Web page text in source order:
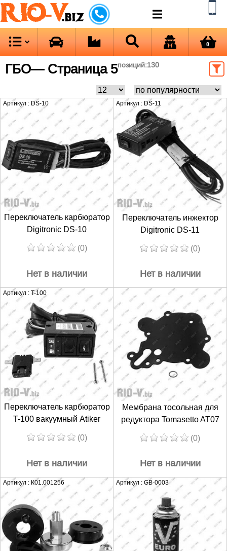
RIO-V.biz
0
ГБО— Страница 5позиций:130
Артикул : DS-10
Переключатель карбюратор
Digitronic DS-10
(0)
Нет в наличии
Артикул : DS-11
Переключатель инжектор
Digitronic DS-11
(0)
Нет в наличии
Артикул : T-100
Переключатель карбюратор
T-100 вакуумный Atiker
(0)
Нет в наличии
Мембрана тосольная для
редуктора Tomasetto AT07
(0)
Нет в наличии
Артикул : К01.001256 Артикул : GB-0003